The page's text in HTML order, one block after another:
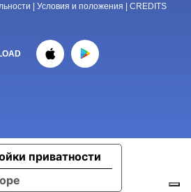
Условия и положения CREDITS
приватности